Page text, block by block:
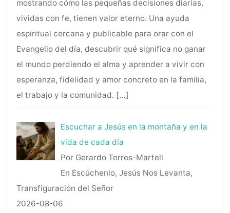
mostrando cómo las pequeñas decisiones diarias,
vividas con fe, tienen valor eterno. Una ayuda
espiritual cercana y publicable para orar con el
Evangelio del día, descubrir qué significa no ganar
el mundo perdiendo el alma y aprender a vivir con
esperanza, fidelidad y amor concreto en la familia,
el trabajo y la comunidad. […]
Escuchar a Jesús en la montaña y en la
vida de cada día
Por Gerardo Torres-Martell
En Escúchenlo, Jesús Nos Levanta,
Transfiguración del Señor
2026-08-06